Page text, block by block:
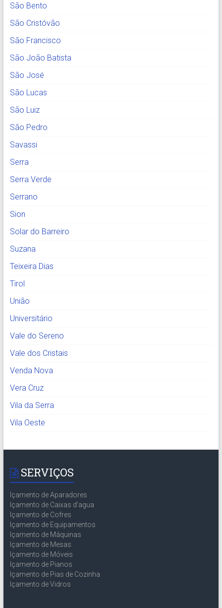
São Bento
São Cristóvão
São Francisco
São João Batista
São José
São Lucas
São Luiz
São Pedro
Savassi
Serra
Serra Verde
Serrano
Sion
Solar do Barreiro
Suzana
Teixeira Dias
Tirol
União
Universitário
Vale do Sereno
Vale dos Cristais
Venda Nova
Vera Cruz
Vila da Serra
Vila Oeste
SERVIÇOS
Içamento de Aparadores
Içamento de Caixas d’agua
Içamento de Cofres
Içamento de Equipamentos
Içamento de Máquinas
Içamento de Mesas
Içamento de Móveis
Içamento de Pianos
Içamento de Pias de Cozinha
Içamento de Vidros